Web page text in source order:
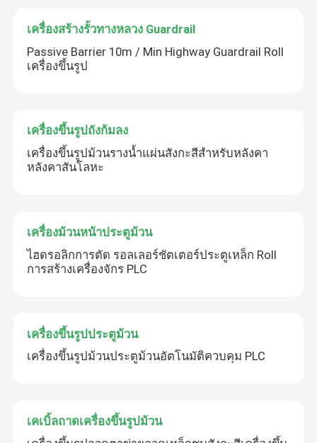
เครื่องสร้างรั้วทางหลวง Guardrail
Passive Barrier 10m / Min Highway Guardrail Roll
เครื่องขึ้นรูป
เครื่องขึ้นรูปถังก้มลง
เครื่องขึ้นรูปม้วนรางน้ำแผ่นสังกะสีสำหรับหลังคา
หลังคาสันโลหะ
เครื่องม้วนหน้าประตูม้วน
ไฮดรอลิกการตัด รอลเลอร์ชัตเตอร์ประตูเหล็ก Roll
การสร้างเครื่องจักร PLC
เครื่องขึ้นรูปประตูม้วน
เครื่องขึ้นรูปม้วนประตูม้วนอัตโนมัติควบคุม PLC
เคเบิ้ลถาดเครื่องขึ้นรูปม้วน